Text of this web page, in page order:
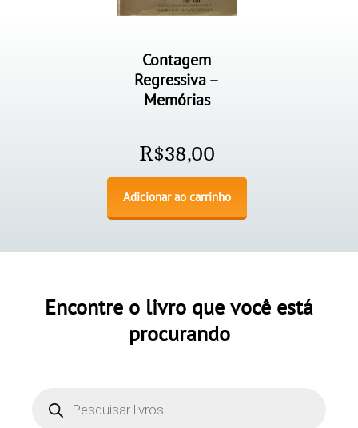
Contagem
Regressiva –
Memórias
R$38,00
Adicionar ao carrinho
Encontre o livro que você está
procurando